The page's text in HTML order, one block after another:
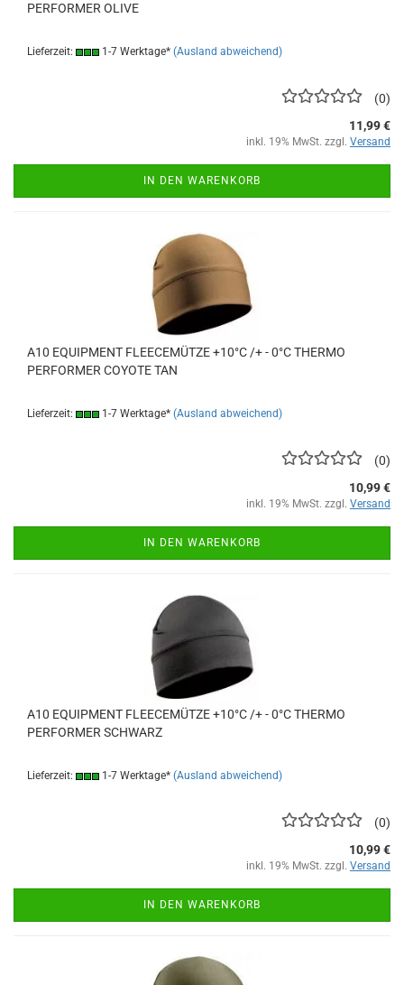
PERFORMER OLIVE
Lieferzeit: 1-7 Werktage* (Ausland abweichend)
0
11,99 €
inkl. 19% MwSt. zzgl. Versand
IN DEN WARENKORB
A10 EQUIPMENT FLEECEMÜTZE +10°C /+ - 0°C THERMO
PERFORMER COYOTE TAN
Lieferzeit: 1-7 Werktage* (Ausland abweichend)
0
10,99 €
inkl. 19% MwSt. zzgl. Versand
IN DEN WARENKORB
A10 EQUIPMENT FLEECEMÜTZE +10°C /+ - 0°C THERMO
PERFORMER SCHWARZ
Lieferzeit: 1-7 Werktage* (Ausland abweichend)
0
10,99 €
inkl. 19% MwSt. zzgl. Versand
IN DEN WARENKORB